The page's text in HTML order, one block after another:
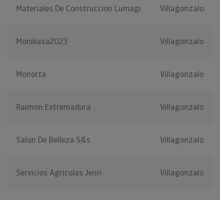
Materiales De Construccion Lumagi Villagonzalo
Monikasa2023 Villagonzalo
Monorta Villagonzalo
Raimon Extremadura Villagonzalo
Salon De Belleza S&s Villagonzalo
Servicios Agricolas Jenri Villagonzalo